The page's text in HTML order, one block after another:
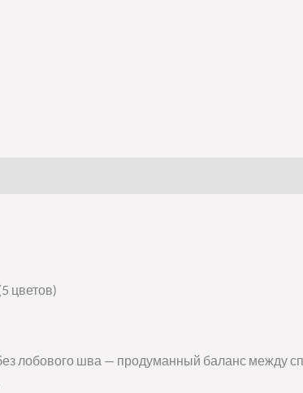
цветов)
лобового шва — продуманный баланс между